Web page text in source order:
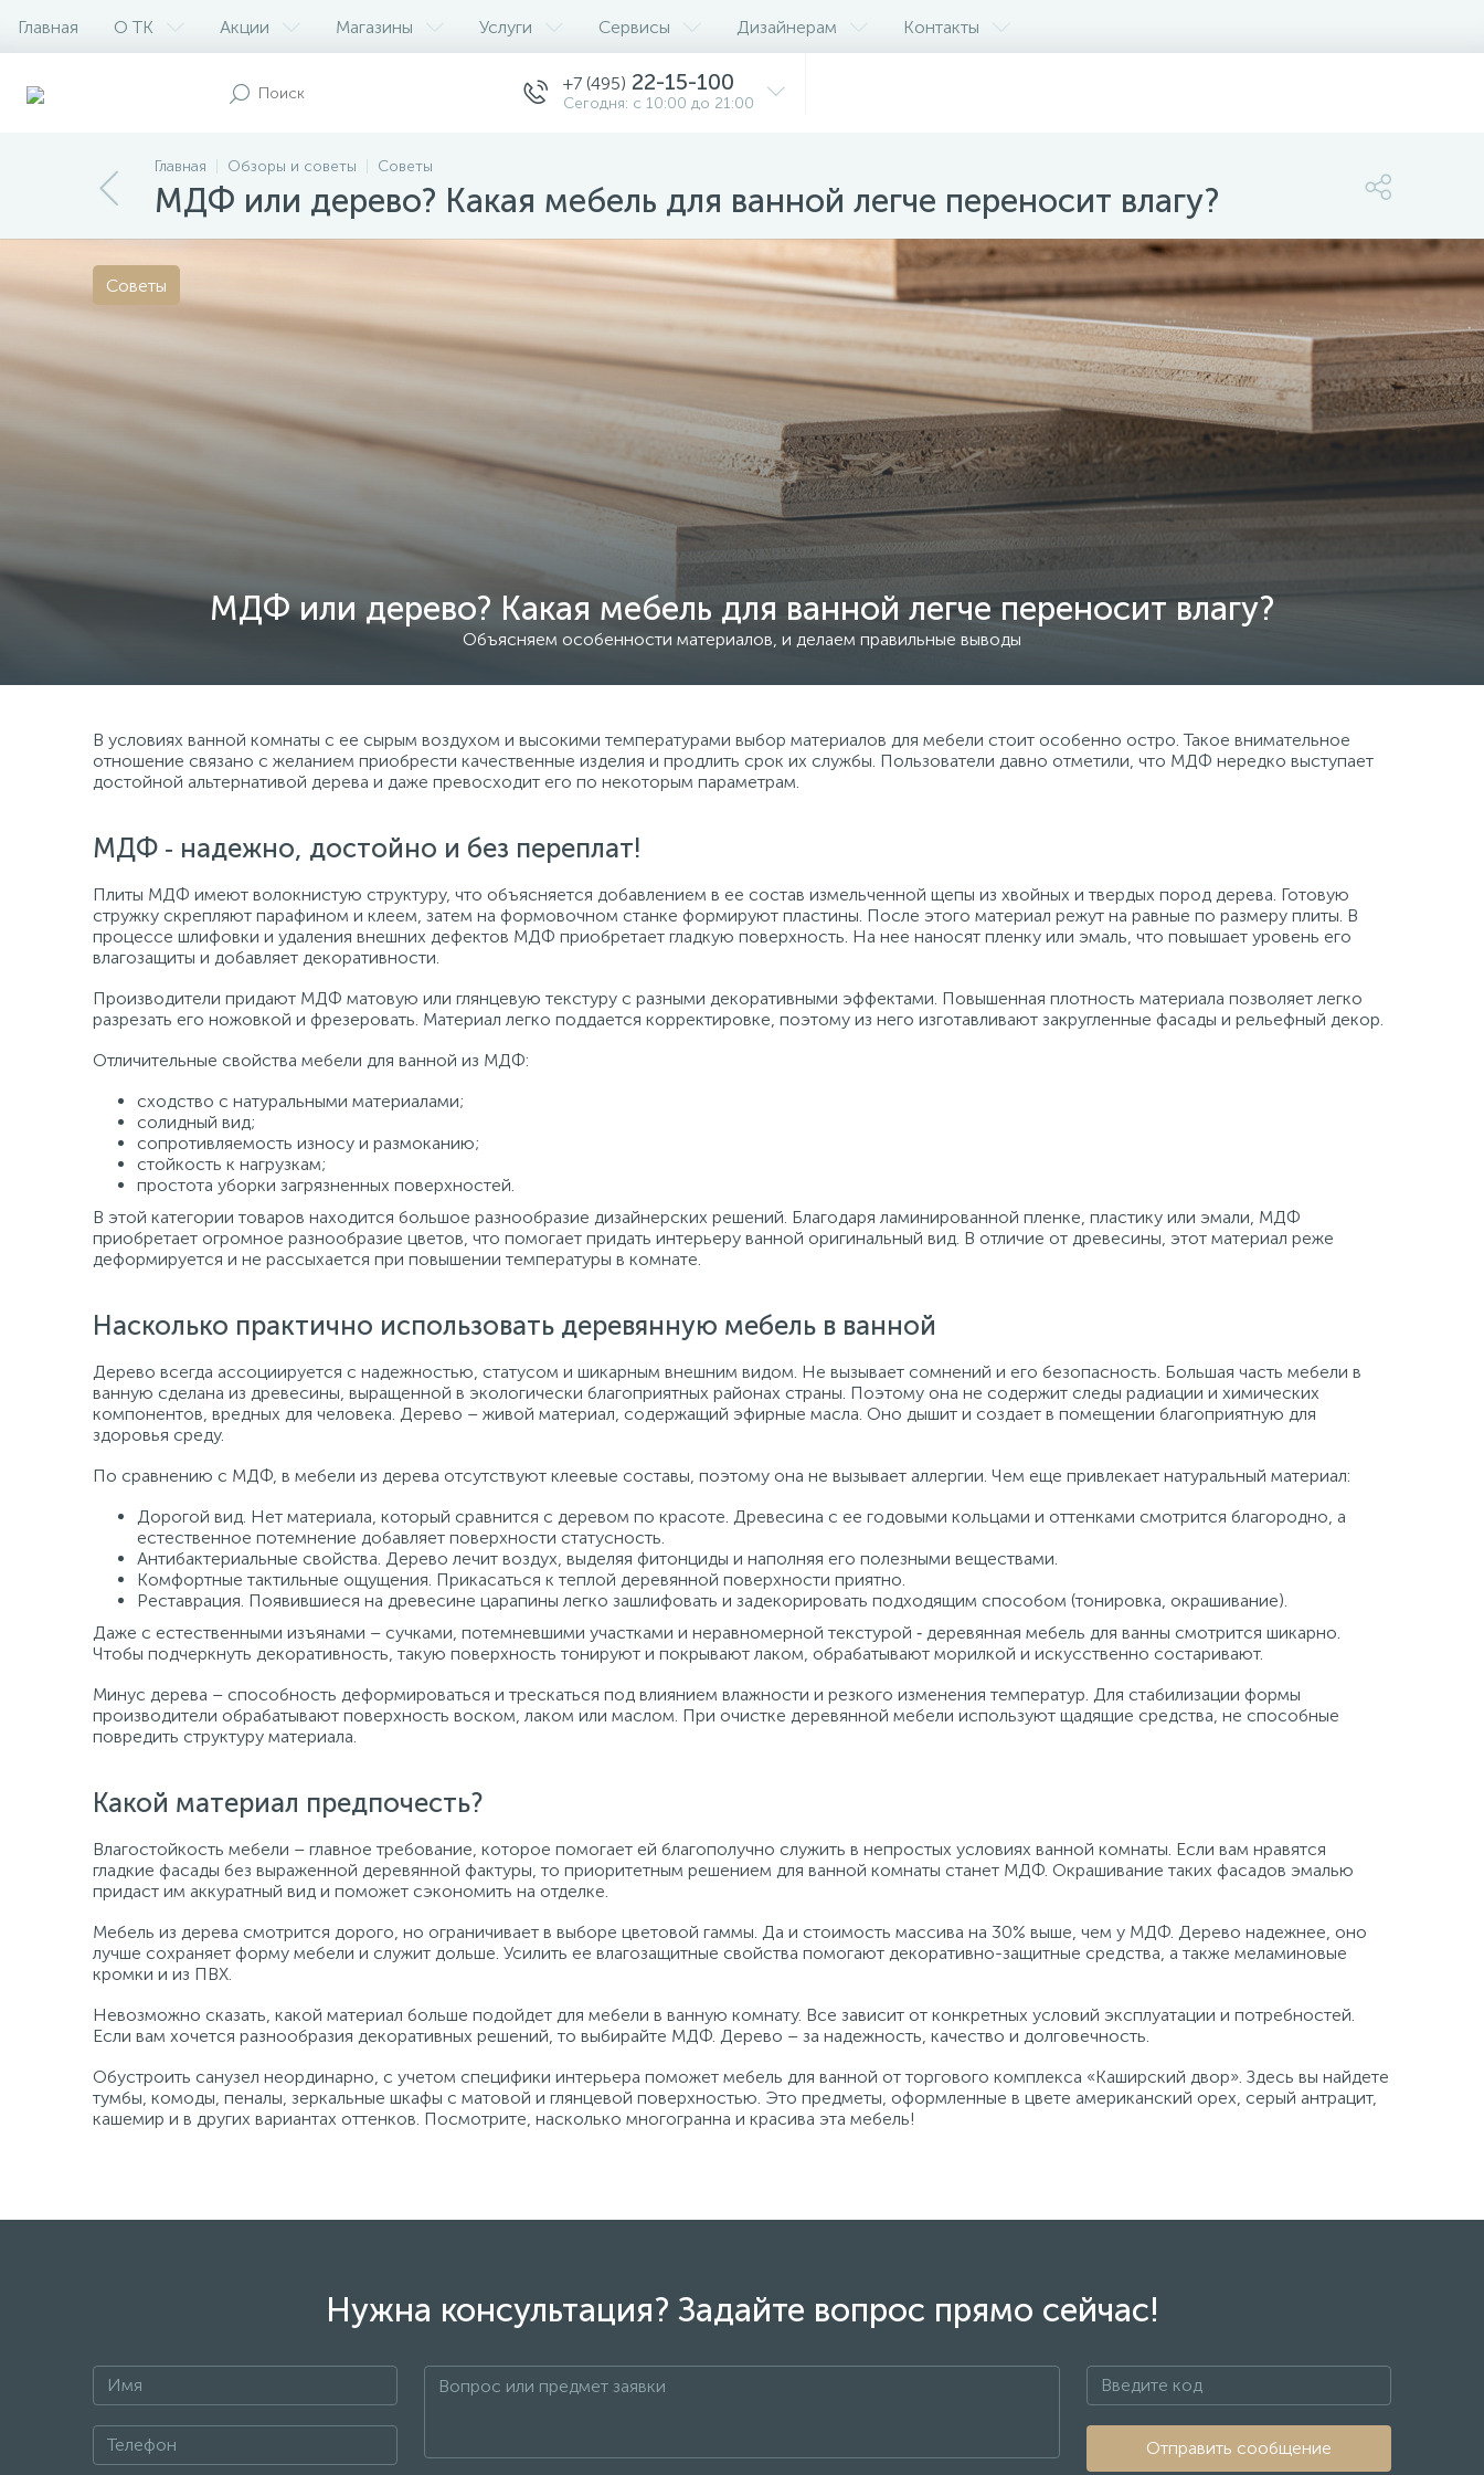
Главная О ТК Акции Магазины Услуги Сервисы Дизайнерам Контакты
+7 (495) 22-15-100
Сегодня: с 10:00 до 21:00
Главная Обзоры и советы Советы
МДФ или дерево? Какая мебель для ванной легче переносит влагу?
МДФ или дерево? Какая мебель для ванной легче переносит влагу?
Объясняем особенности материалов, и делаем правильные выводы
Советы
В условиях ванной комнаты с ее сырым воздухом и высокими температурами выбор материалов для мебели стоит особенно остро. Такое внимательное
отношение связано с желанием приобрести качественные изделия и продлить срок их службы. Пользователи давно отметили, что МДФ нередко выступает
достойной альтернативой дерева и даже превосходит его по некоторым параметрам.
МДФ ‑ надежно, достойно и без переплат!
Плиты МДФ имеют волокнистую структуру, что объясняется добавлением в ее состав измельченной щепы из хвойных и твердых пород дерева. Готовую
стружку скрепляют парафином и клеем, затем на формовочном станке формируют пластины. После этого материал режут на равные по размеру плиты. В
процессе шлифовки и удаления внешних дефектов МДФ приобретает гладкую поверхность. На нее наносят пленку или эмаль, что повышает уровень его
влагозащиты и добавляет декоративности.
Производители придают МДФ матовую или глянцевую текстуру с разными декоративными эффектами. Повышенная плотность материала позволяет легко
разрезать его ножовкой и фрезеровать. Материал легко поддается корректировке, поэтому из него изготавливают закругленные фасады и рельефный декор.
Отличительные свойства мебели для ванной из МДФ:
сходство с натуральными материалами;
солидный вид;
сопротивляемость износу и размоканию;
стойкость к нагрузкам;
простота уборки загрязненных поверхностей.
В этой категории товаров находится большое разнообразие дизайнерских решений. Благодаря ламинированной пленке, пластику или эмали, МДФ
приобретает огромное разнообразие цветов, что помогает придать интерьеру ванной оригинальный вид. В отличие от древесины, этот материал реже
деформируется и не рассыхается при повышении температуры в комнате.
Насколько практично использовать деревянную мебель в ванной
Дерево всегда ассоциируется с надежностью, статусом и шикарным внешним видом. Не вызывает сомнений и его безопасность. Большая часть мебели в
ванную сделана из древесины, выращенной в экологически благоприятных районах страны. Поэтому она не содержит следы радиации и химических
компонентов, вредных для человека. Дерево – живой материал, содержащий эфирные масла. Оно дышит и создает в помещении благоприятную для
здоровья среду.
По сравнению с МДФ, в мебели из дерева отсутствуют клеевые составы, поэтому она не вызывает аллергии. Чем еще привлекает натуральный материал:
Дорогой вид. Нет материала, который сравнится с деревом по красоте. Древесина с ее годовыми кольцами и оттенками смотрится благородно, а
естественное потемнение добавляет поверхности статусность.
Антибактериальные свойства. Дерево лечит воздух, выделяя фитонциды и наполняя его полезными веществами.
Комфортные тактильные ощущения. Прикасаться к теплой деревянной поверхности приятно.
Реставрация. Появившиеся на древесине царапины легко зашлифовать и задекорировать подходящим способом (тонировка, окрашивание).
Даже с естественными изъянами – сучками, потемневшими участками и неравномерной текстурой ‑ деревянная мебель для ванны смотрится шикарно.
Чтобы подчеркнуть декоративность, такую поверхность тонируют и покрывают лаком, обрабатывают морилкой и искусственно состаривают.
Минус дерева – способность деформироваться и трескаться под влиянием влажности и резкого изменения температур. Для стабилизации формы
производители обрабатывают поверхность воском, лаком или маслом. При очистке деревянной мебели используют щадящие средства, не способные
повредить структуру материала.
Какой материал предпочесть?
Влагостойкость мебели – главное требование, которое помогает ей благополучно служить в непростых условиях ванной комнаты. Если вам нравятся
гладкие фасады без выраженной деревянной фактуры, то приоритетным решением для ванной комнаты станет МДФ. Окрашивание таких фасадов эмалью
придаст им аккуратный вид и поможет сэкономить на отделке.
Мебель из дерева смотрится дорого, но ограничивает в выборе цветовой гаммы. Да и стоимость массива на 30% выше, чем у МДФ. Дерево надежнее, оно
лучше сохраняет форму мебели и служит дольше. Усилить ее влагозащитные свойства помогают декоративно-защитные средства, а также меламиновые
кромки и из ПВХ.
Невозможно сказать, какой материал больше подойдет для мебели в ванную комнату. Все зависит от конкретных условий эксплуатации и потребностей.
Если вам хочется разнообразия декоративных решений, то выбирайте МДФ. Дерево – за надежность, качество и долговечность.
Обустроить санузел неординарно, с учетом специфики интерьера поможет мебель для ванной от торгового комплекса «Каширский двор». Здесь вы найдете
тумбы, комоды, пеналы, зеркальные шкафы с матовой и глянцевой поверхностью. Это предметы, оформленные в цвете американский орех, серый антрацит,
кашемир и в других вариантах оттенков. Посмотрите, насколько многогранна и красива эта мебель!
Нужна консультация? Задайте вопрос прямо сейчас!
Отправить сообщение